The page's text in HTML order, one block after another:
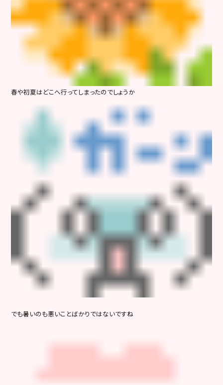
春や初夏はどこへ行ってしまったのでしょうか
でも暑いのも悪いことばかりではないですね